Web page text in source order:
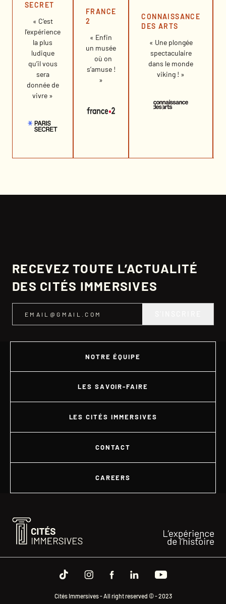
SECRET
« C’est
l’expérience
la plus
ludique
qu’il vous
sera
donnée de
vivre »
FRANCE
2
« Enfin
un musée
où on
s’amuse !
»
CONNAISSANCE
DES ARTS
« Une plongée
spectaculaire
dans le monde
viking ! »
RECEVEZ TOUTE L’ACTUALITÉ
DES CITÉS IMMERSIVES
NOTRE ÉQUIPE
LES SAVOIR-FAIRE
LES CITÉS IMMERSIVES
CONTACT
CAREERS
Cités Immersives - All right reserved © - 2023